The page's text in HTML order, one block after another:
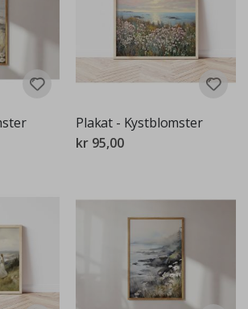
Plakat - Kystblomster
kr 95,00